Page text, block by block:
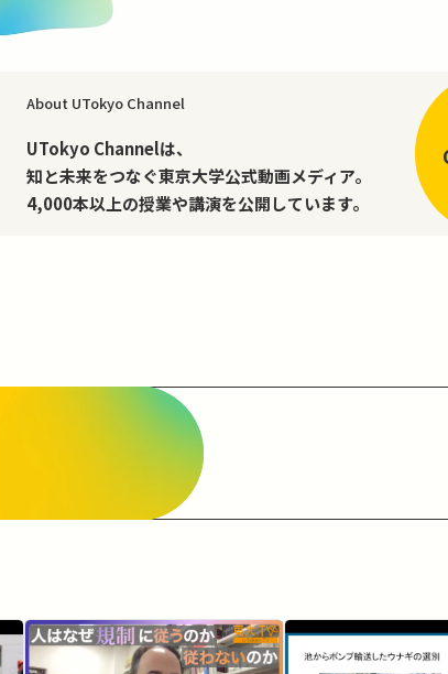
About UTokyo Channel
UTokyo Channelは、
知と未来をつなぐ東京大学公式動画メディア。
4,000本以上の授業や講演を公開しています。